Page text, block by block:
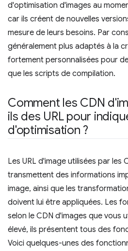
d'optimisation d'images au
car ils créent de nouvelles
mesure de leurs besoins. Par
généralement plus adaptés à la
fortement personnalisées pour
que les scripts de compilation.
Comment les CDN
ils des URL pour
d'optimisation ?
Les URL d'image utilisées par les
transmettent des informations
image, ainsi que les
doivent lui être appliquées. Les
selon le CDN d'images que vous
élevé, ils présentent tous des
Voici quelques-unes des